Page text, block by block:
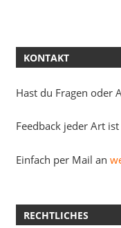
KONTAKT
Hast du Fragen oder
Feedback jeder Art
Einfach per Mail an
RECHTLICHES